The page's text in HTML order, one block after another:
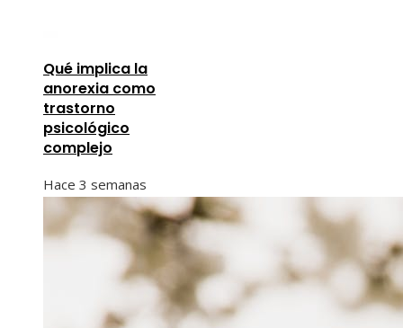
Qué implica la
anorexia como
trastorno
psicológico
complejo
Hace 3 semanas